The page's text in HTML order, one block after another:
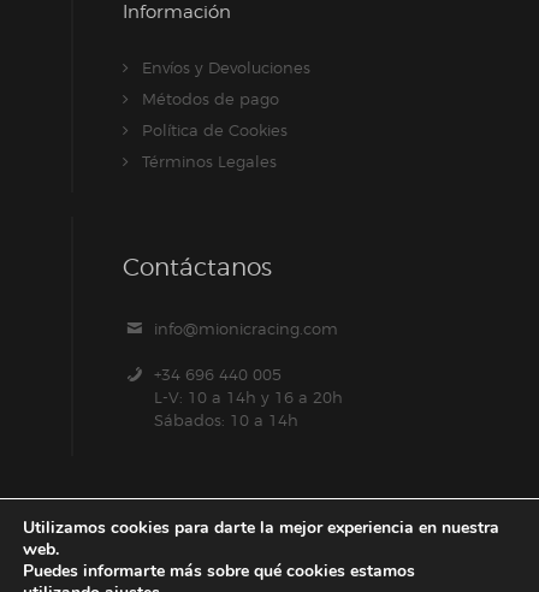
Información
Envíos y Devoluciones
Métodos de pago
Política de Cookies
Términos Legales
Contáctanos
info@mionicracing.com
+34 696 440 005
L-V: 10 a 14h y 16 a 20h
Sábados: 10 a 14h
Utilizamos cookies para darte la mejor experiencia en nuestra
web.
Puedes informarte más sobre qué cookies estamos